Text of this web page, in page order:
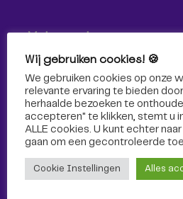
Volg ons!
Volg Omroep Tilburg niet alleen
media!
Wij gebruiken cookies! 🍪
We gebruiken cookies op onze
relevante ervaring te bieden
herhaalde bezoeken te
accepteren" te klikken, stemt u
ALLE cookies. U kunt echter
gaan om een ​​gecontroleerde
Cookie Instellingen Alles